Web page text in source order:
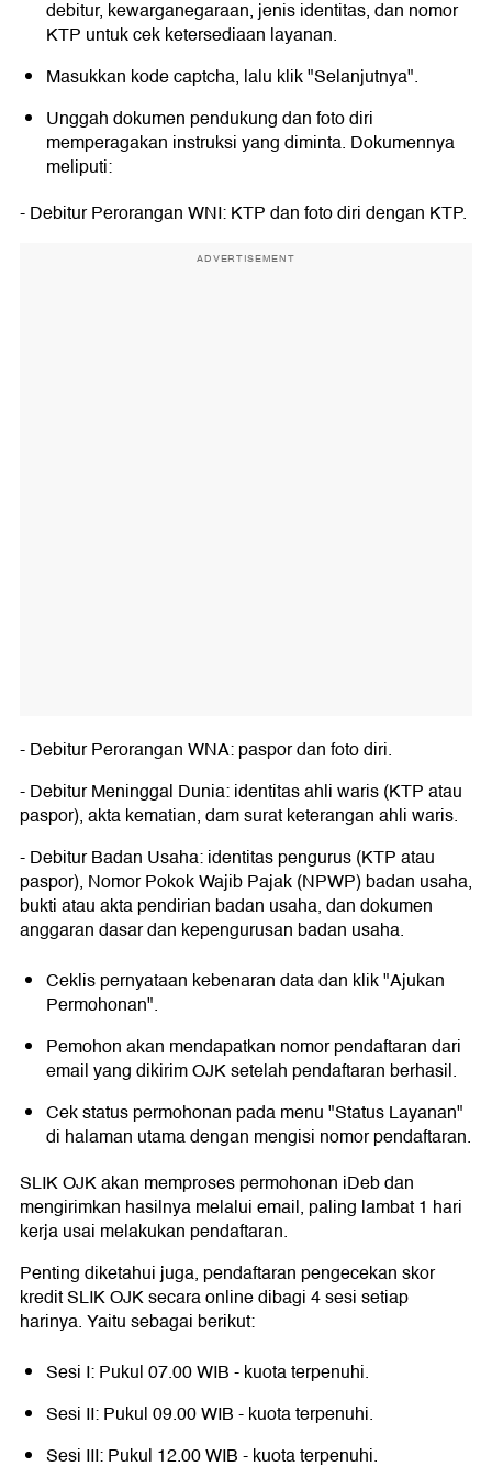
debitur, kewarganegaraan, jenis identitas, dan nomor
KTP untuk cek ketersediaan layanan.
Masukkan kode captcha, lalu klik "Selanjutnya".
Unggah dokumen pendukung dan foto diri
memperagakan instruksi yang diminta. Dokumennya
meliputi:
- Debitur Perorangan WNI: KTP dan foto diri dengan KTP.
ADVERTISEMENT
- Debitur Perorangan WNA: paspor dan foto diri.
- Debitur Meninggal Dunia: identitas ahli waris (KTP atau
paspor), akta kematian, dam surat keterangan ahli waris.
- Debitur Badan Usaha: identitas pengurus (KTP atau
paspor), Nomor Pokok Wajib Pajak (NPWP) badan usaha,
bukti atau akta pendirian badan usaha, dan dokumen
anggaran dasar dan kepengurusan badan usaha.
Ceklis pernyataan kebenaran data dan klik "Ajukan
Permohonan".
Pemohon akan mendapatkan nomor pendaftaran dari
email yang dikirim OJK setelah pendaftaran berhasil.
Cek status permohonan pada menu "Status Layanan"
di halaman utama dengan mengisi nomor pendaftaran.
SLIK OJK akan memproses permohonan iDeb dan
mengirimkan hasilnya melalui email, paling lambat 1 hari
kerja usai melakukan pendaftaran.
Penting diketahui juga, pendaftaran pengecekan skor
kredit SLIK OJK secara online dibagi 4 sesi setiap
harinya. Yaitu sebagai berikut:
Sesi I: Pukul 07.00 WIB - kuota terpenuhi.
Sesi II: Pukul 09.00 WIB - kuota terpenuhi.
Sesi III: Pukul 12.00 WIB - kuota terpenuhi.